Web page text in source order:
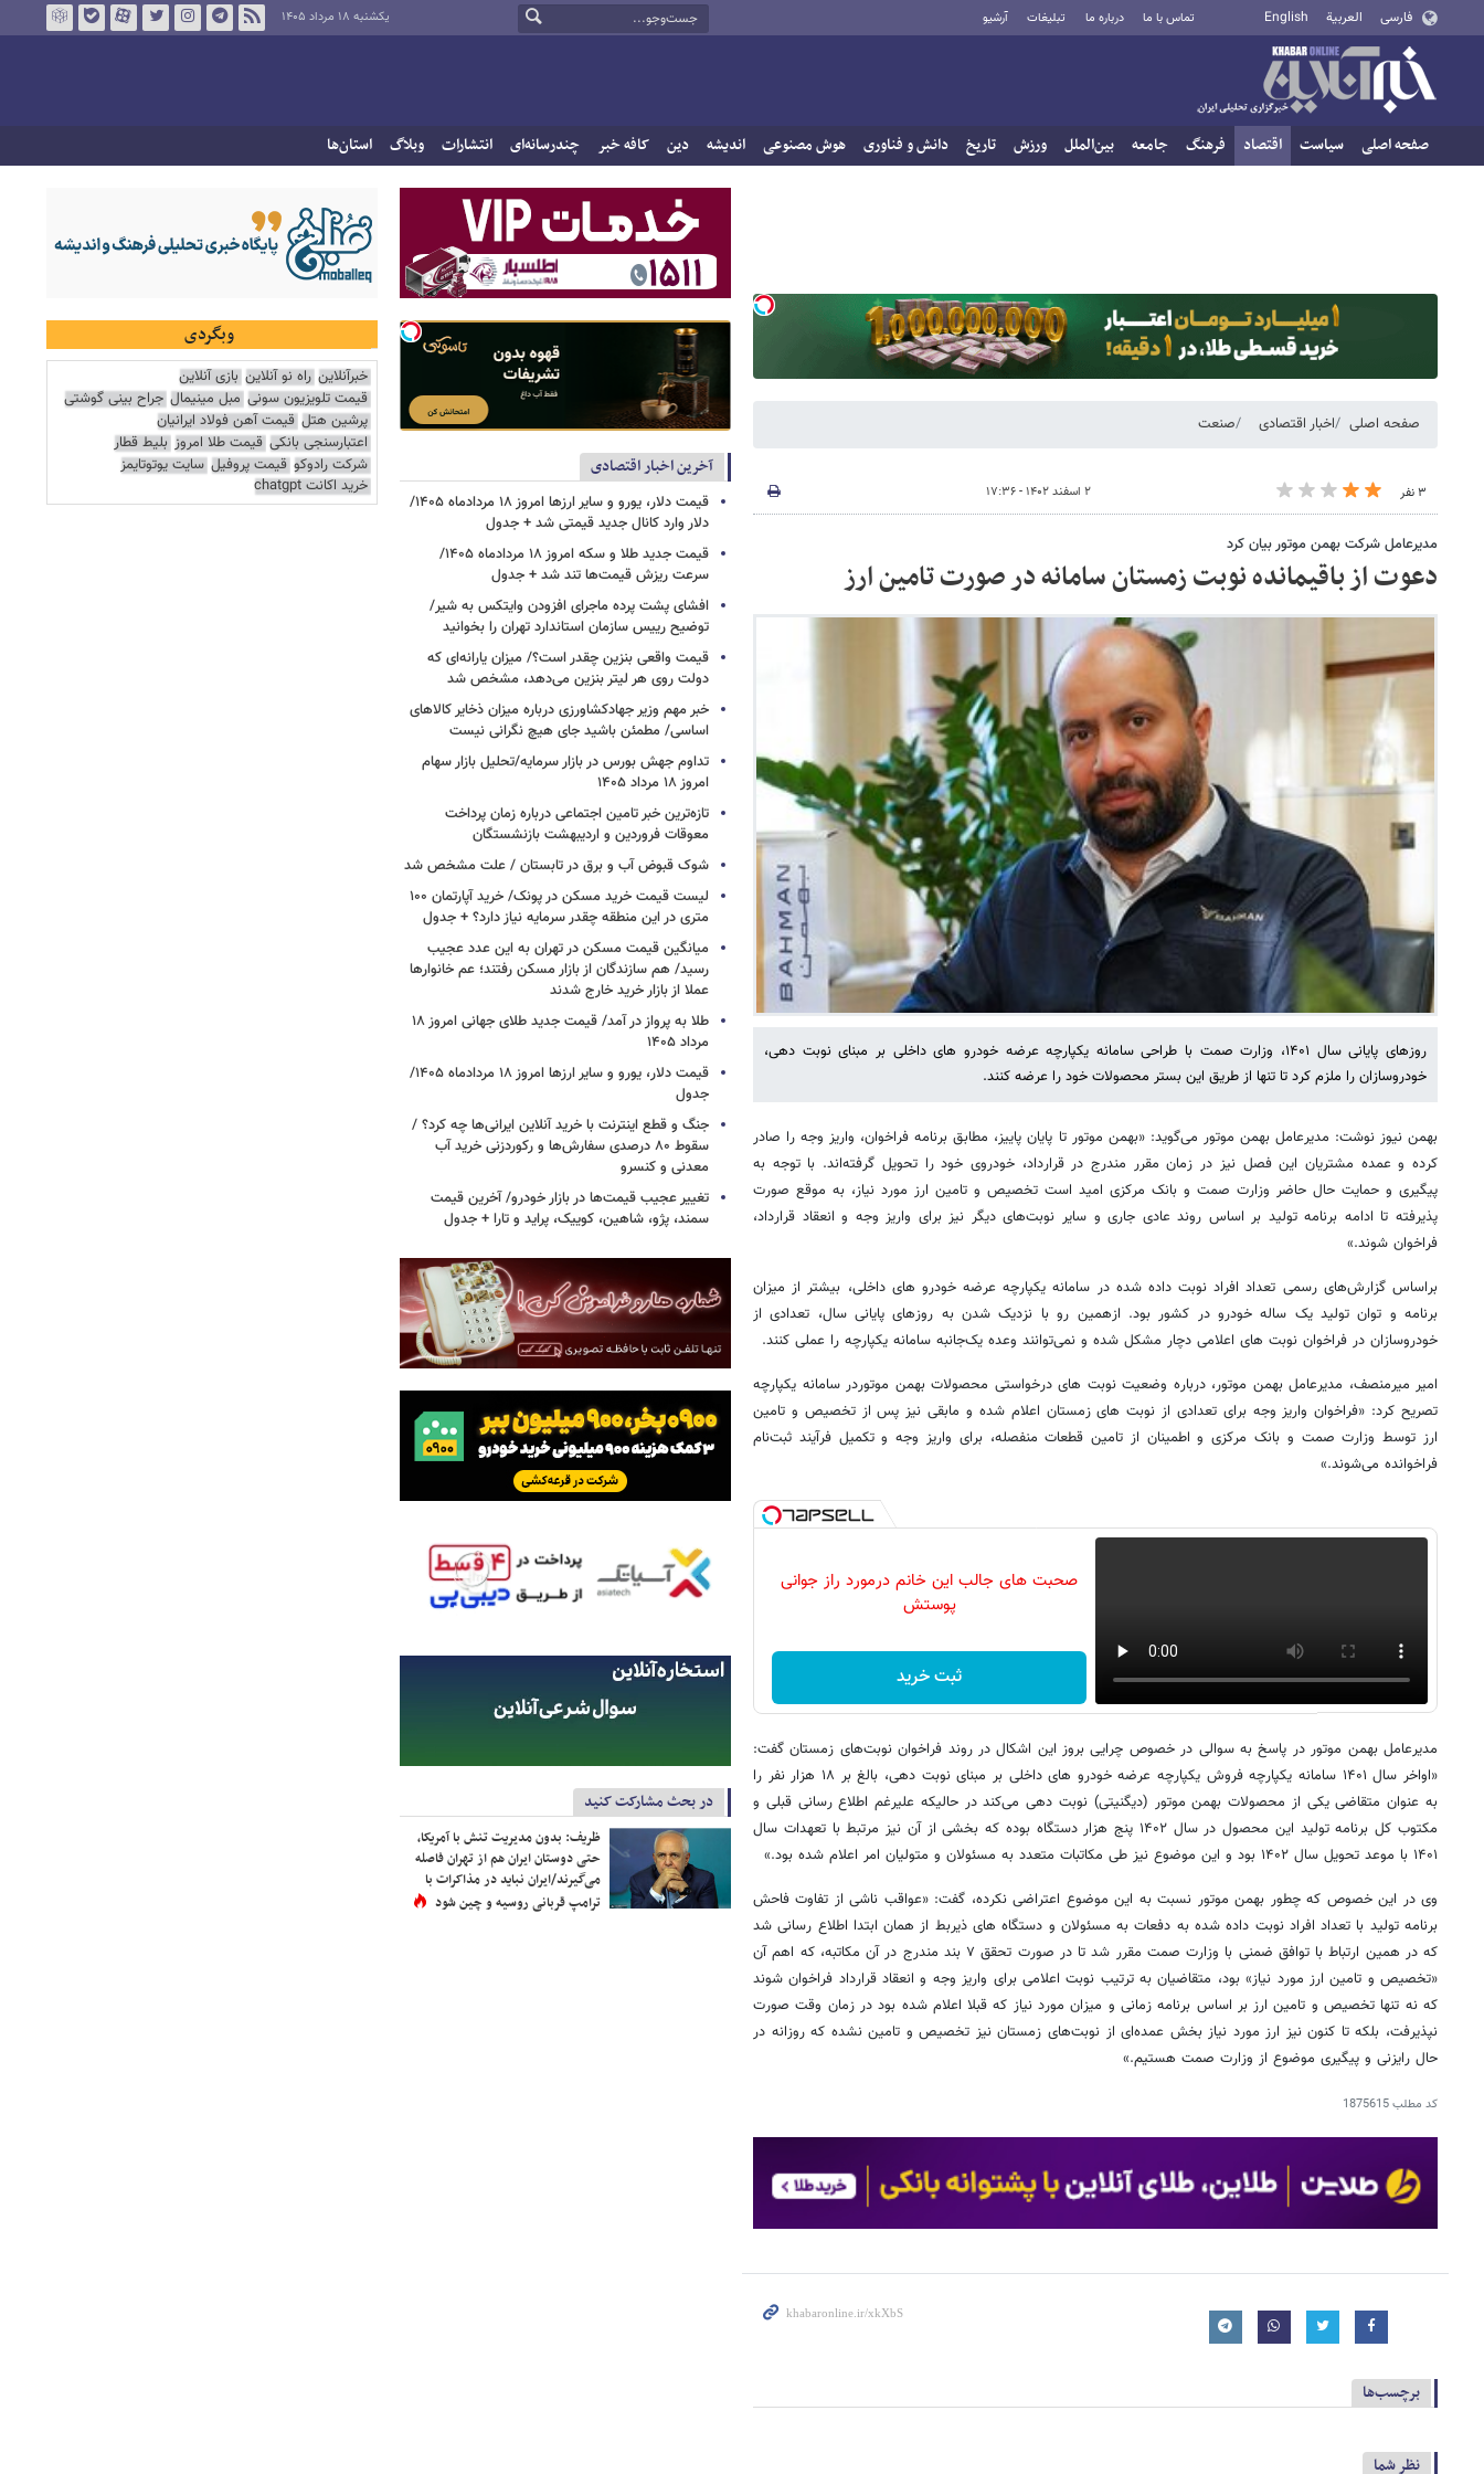
فارسی العربية English تماس با ما درباره ما تبلیغات آرشیو یکشنبه ۱۸ مرداد ۱۴۰۵
صفحه اصلی سیاست اقتصاد فرهنگ جامعه بین‌الملل ورزش تاریخ دانش و فناوری هوش مصنوعی اندیشه دین کافه خبر چندرسانه‌ای انتشارات وبلاگ استان‌ها
صفحه اصلی اخبار اقتصادی صنعت
۳ نفر ۲ اسفند ۱۴۰۲ - ۱۷:۳۶
مدیرعامل شرکت بهمن موتور بیان کرد
دعوت از باقیمانده نوبت زمستان سامانه در صورت تامین ارز
روزهای پایانی سال ۱۴۰۱، وزارت صمت با طراحی سامانه یکپارچه عرضه خودرو های داخلی بر مبنای نوبت دهی،
خودروسازان را ملزم کرد تا تنها از طریق این بستر محصولات خود را عرضه کنند.
بهمن نیوز نوشت: مدیرعامل بهمن موتور می‌گوید: «بهمن موتور تا پایان پاییز، مطابق برنامه فراخوان، واریز وجه را صادر
کرده و عمده مشتریان این فصل نیز در زمان مقرر مندرج در قرارداد، خودروی خود را تحویل گرفته‌اند. با توجه به
پیگیری و حمایت حال حاضر وزارت صمت و بانک مرکزی امید است تخصیص و تامین ارز مورد نیاز، به موقع صورت
پذیرفته تا ادامه برنامه تولید بر اساس روند عادی جاری و سایر نوبت‌های دیگر نیز برای واریز وجه و انعقاد قرارداد،
فراخوان شوند.»
براساس گزارش‌های رسمی تعداد افراد نوبت داده شده در سامانه یکپارچه عرضه خودرو های داخلی، بیشتر از میزان
برنامه و توان تولید یک ساله خودرو در کشور بود. ازهمین رو با نزدیک شدن به روزهای پایانی سال، تعدادی از
خودروسازان در فراخوان نوبت های اعلامی دچار مشکل شده و نمی‌توانند وعده یک‌جانبه سامانه یکپارچه را عملی کنند.
امیر میرمنصف، مدیرعامل بهمن موتور، درباره وضعیت نوبت های درخواستی محصولات بهمن موتوردر سامانه یکپارچه
تصریح کرد: «فراخوان واریز وجه برای تعدادی از نوبت های زمستان اعلام شده و مابقی نیز پس از تخصیص و تامین
ارز توسط وزارت صمت و بانک مرکزی و اطمینان از تامین قطعات منفصله، برای واریز وجه و تکمیل فرآیند ثبت‌نام
فراخوانده می‌شوند.»
صحبت های جالب این خانم درمورد راز جوانی
پوستش
ثبت خرید
مدیرعامل بهمن موتور در پاسخ به سوالی در خصوص چرایی بروز این اشکال در روند فراخوان نوبت‌های زمستان گفت:
«اواخر سال ۱۴۰۱ سامانه یکپارچه فروش یکپارچه عرضه خودرو های داخلی بر مبنای نوبت دهی، بالغ بر ۱۸ هزار نفر را
به عنوان متقاضی یکی از محصولات بهمن موتور (دیگنیتی) نوبت دهی می‌‎کند در حالیکه علیرغم اطلاع رسانی قبلی و
مکتوب کل برنامه تولید این محصول در سال ۱۴۰۲ پنج هزار دستگاه بوده که بخشی از آن نیز مرتبط با تعهدات سال
۱۴۰۱ با موعد تحویل سال ۱۴۰۲ بود و این موضوع نیز طی مکاتبات متعدد به مسئولان و متولیان امر اعلام شده بود.»
وی در این خصوص که چطور بهمن موتور نسبت به این موضوع اعتراضی نکرده، گفت: «عواقب ناشی از تفاوت فاحش
برنامه تولید با تعداد افراد نوبت داده شده به دفعات به مسئولان و دستگاه های ذیربط از همان ابتدا اطلاع رسانی شد
که در همین ارتباط با توافق ضمنی با وزارت صمت مقرر شد تا در صورت تحقق ۷ بند مندرج در آن مکاتبه، که اهم آن
«تخصیص و تامین ارز مورد نیاز» بود، متقاضیان به ترتیب نوبت اعلامی برای واریز وجه و انعقاد قرارداد فراخوان شوند
که نه تنها تخصیص و تامین ارز بر اساس برنامه زمانی و میزان مورد نیاز که قبلا اعلام شده بود در زمان وقت صورت
نپذیرفت، بلکه تا کنون نیز ارز مورد نیاز بخش عمده‌ای از نوبت‌های زمستان نیز تخصیص و تامین نشده که روزانه در
حال رایزنی و پیگیری موضوع از وزارت صمت هستیم.»
کد مطلب1875615
برچسب‌ها
نظر شما
آخرین اخبار اقتصادی
قیمت دلار، یورو و سایر ارزها امروز ۱۸ مردادماه ۱۴۰۵/
دلار وارد کانال جدید قیمتی شد + جدول
قیمت جدید طلا و سکه امروز ۱۸ مردادماه ۱۴۰۵/
سرعت ریزش قیمت‌ها تند شد + جدول
افشای پشت پرده ماجرای افزودن وایتکس به شیر/
توضیح رییس سازمان استاندارد تهران را بخوانید
قیمت واقعی بنزین چقدر است؟/ میزان یارانه‌ای که
دولت روی هر لیتر بنزین می‌دهد، مشخص شد
خبر مهم وزیر جهادکشاورزی درباره میزان ذخایر کالاهای
اساسی/ مطمئن باشید جای هیچ نگرانی نیست
تداوم جهش بورس در بازار سرمایه/تحلیل بازار سهام
امروز ۱۸ مرداد ۱۴۰۵
تازه‌ترین خبر تامین اجتماعی درباره زمان پرداخت
معوقات فروردین و اردیبهشت بازنشستگان
شوک قبوض آب و برق در تابستان / علت مشخص شد
لیست قیمت خرید مسکن در پونک/ خرید آپارتمان ۱۰۰
متری در این منطقه چقدر سرمایه نیاز دارد؟ + جدول
میانگین قیمت مسکن در تهران به این عدد عجیب
رسید/ هم سازندگان از بازار مسکن رفتند؛ عم خانوارها
عملا از بازار خرید خارج شدند
طلا به پرواز در آمد/ قیمت جدید طلای جهانی امروز ۱۸
مرداد ۱۴۰۵
قیمت دلار، یورو و سایر ارزها امروز ۱۸ مردادماه ۱۴۰۵/
جدول
جنگ و قطع اینترنت با خرید آنلاین ایرانی‌ها چه کرد؟ /
سقوط ۸۰ درصدی سفارش‌ها و رکوردزنی خرید آب
معدنی و کنسرو
تغییر عجیب قیمت‌ها در بازار خودرو/ آخرین قیمت
سمند، پژو، شاهین، کوییک، پراید و تارا + جدول
در بحث مشارکت کنید
ظریف: بدون مدیریت تنش با آمریکا،
حتی دوستان ایران هم از تهران فاصله
می‌گیرند/ایران نباید در مذاکرات با
ترامپ قربانی روسیه و چین شود
وبگردی
خبرآنلاین راه نو آنلاین بازی آنلاین
قیمت تلویزیون سونی مبل مینیمال جراح بینی گوشتی
پرشین هتل قیمت آهن فولاد ایرانیان
اعتبارسنجی بانکی قیمت طلا امروز بلیط قطار
شرکت رادوکو قیمت پروفیل سایت یوتوتایمز
خرید اکانت chatgpt